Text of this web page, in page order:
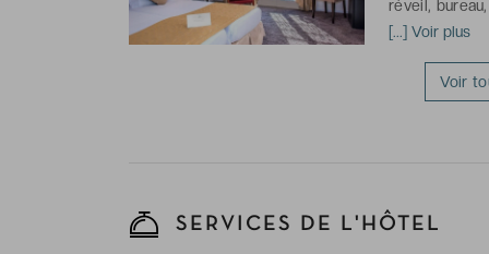
réveil,
climatisation
Salle de
* Certaines
[...] Voir plus
Voir
SERVICES DE L'HÔTEL